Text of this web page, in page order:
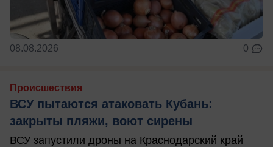
08.08.2026 0
Происшествия
ВСУ пытаются атаковать Кубань:
закрыты пляжи, воют сирены
ВСУ запустили дроны на Краснодарский край